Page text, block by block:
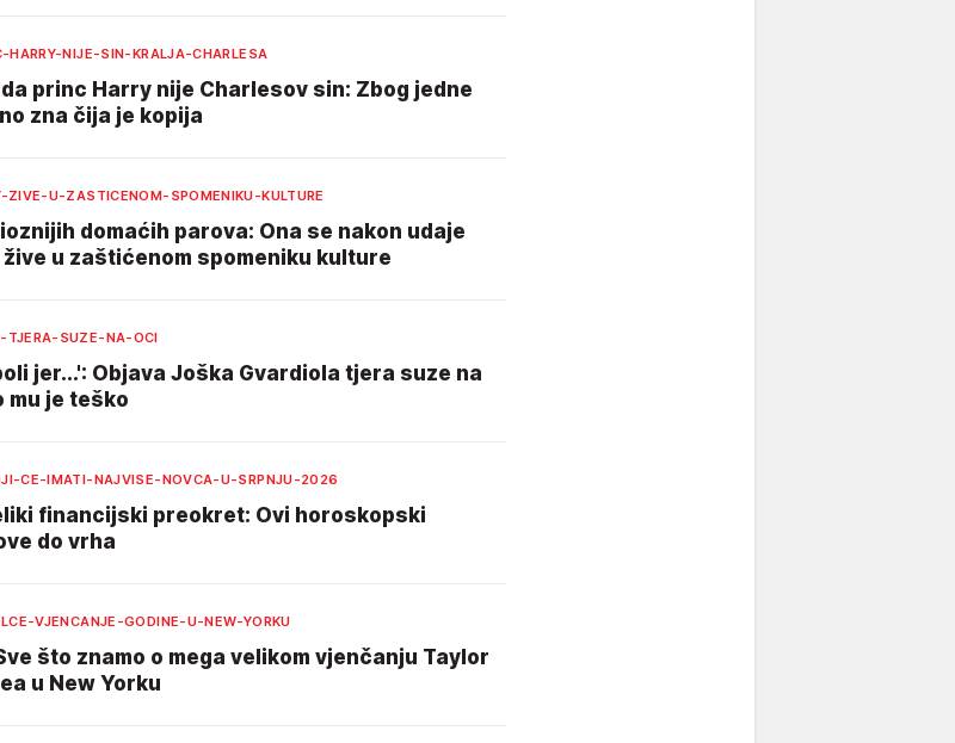
NIJE-SIN-KRALJA-CHARLESA
princ Harry nije Charlesov sin: Zbog jedne
zna čija je kopija
U-ZASTICENOM-SPOMENIKU-KULTURE
domaćih parova: Ona se nakon udaje
u zaštićenom spomeniku kulture
TJERA-SUZE-NA-OCI
jer...': Objava Joška Gvardiola tjera suze na
mu je teško
CE-IMATI-NAJVISE-NOVCA-U-SRPNJU-2026
financijski preokret: Ovi horoskopski
do vrha
VJENCANJE-GODINE-U-NEW-YORKU
što znamo o mega velikom vjenčanju Taylor
u New Yorku